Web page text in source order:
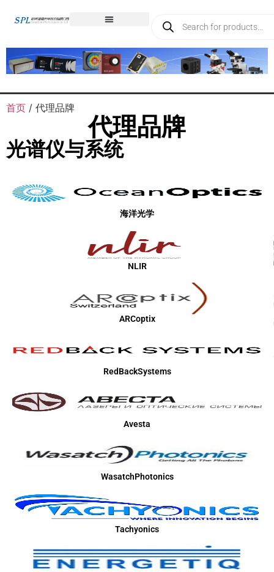
首页 / 代理品牌
代理品牌
光谱仪与系统
海洋光学
NLIR
ARCoptix
RedBackSystems
Avesta
WasatchPhotonics
Tachyonics